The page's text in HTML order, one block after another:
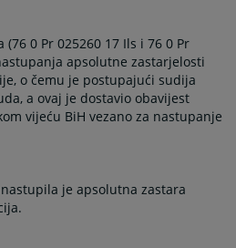
0 Pr 025260 17 Ils i 76 0 Pr
apsolutne zastarjelosti
o čemu je postupajući sudija
a ovaj je dostavio obavijest
vijeću BiH vezano za nastupanje
je apsolutna zastara